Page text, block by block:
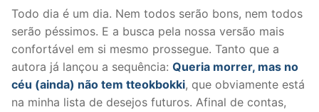
Todo dia é um dia. Nem todos serão bons, nem todos
serão péssimos. E a busca pela nossa versão mais
confortável em si mesmo prossegue. Tanto que a
autora já lançou a sequência: Queria morrer, mas no
céu (ainda) não tem tteokbokki, que obviamente está
na minha lista de desejos futuros. Afinal de contas,